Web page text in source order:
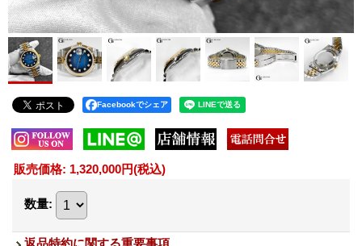
Facebookでシェア
販売価格: 1,320,000円(税込)
数量:
返品特約に関する重要事項